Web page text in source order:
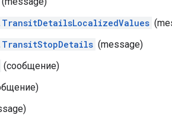
(message)
(сообщение)